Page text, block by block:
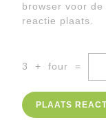
browser voor
reactie plaats.
3 + four =